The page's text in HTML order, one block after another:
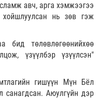
авч, арга хэмжээгээ
хойшлуулсан нь зөв гэж
бид төлөвлөгөөнийхөө
үзүүлбэр үзүүлсэн"
гишүүн Мүн Бёл
Аюулгүйн дэр